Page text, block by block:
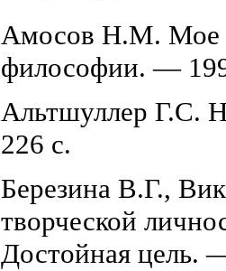
Амосов Н.М. Мое
философии. —
Альтшуллер Г.С.
226 с.
Березина В.Г.,
творческой
Достойная